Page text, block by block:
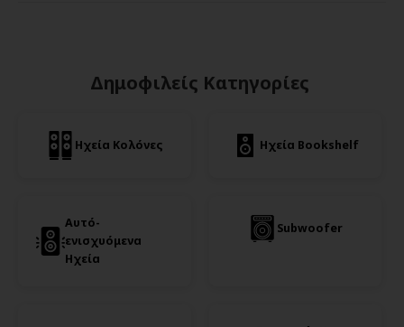
Δημοφιλείς Κατηγορίες
Ηχεία Κολόνες Ηχεία Bookshelf
Αυτό-
ενισχυόμενα
Ηχεία
Subwoofer